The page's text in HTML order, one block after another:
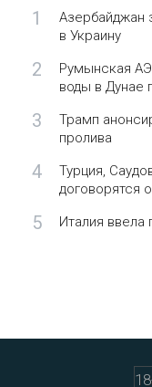
1
Азербайджан
в Украину
2
Румынская
воды в Дунае
3
Трамп
пролива
4
Турция,
договорятся
5 Италия ввела
18